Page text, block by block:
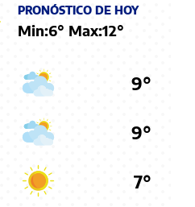
PRONÓSTICO DE HOY
Min:6° Max:12°
9°
9°
7°